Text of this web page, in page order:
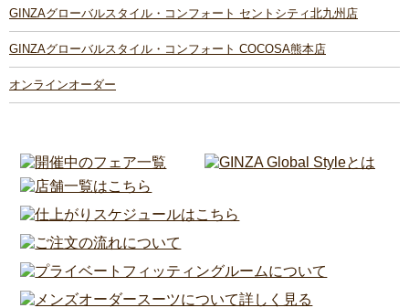
GINZAグローバルスタイル・コンフォート セントシティ北九州店
GINZAグローバルスタイル・コンフォート COCOSA熊本店
オンラインオーダー